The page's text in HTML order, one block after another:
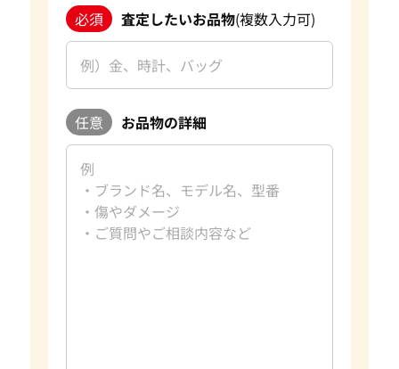
必須 査定したいお品物(複数入力可)
任意 お品物の詳細